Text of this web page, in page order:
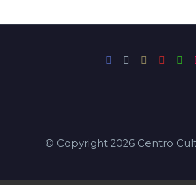
© Copyright 2026 Centro